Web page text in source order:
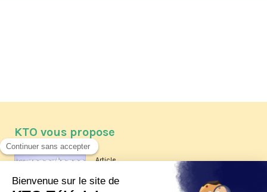
KTO vous propose
Article
Les reportages d'été 2026 de KTO